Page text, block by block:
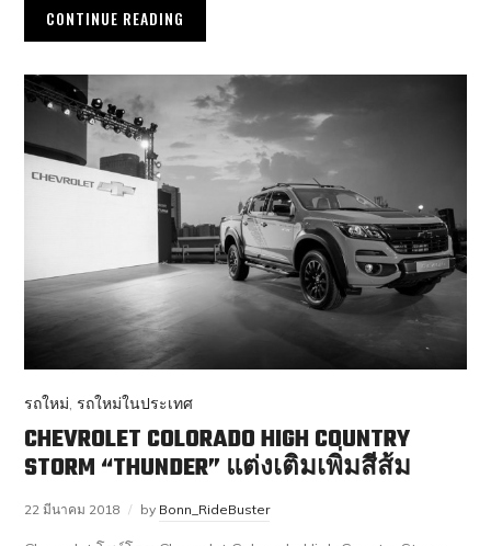
CONTINUE READING
รถใหม่,รถใหม่ในประเทศ
CHEVROLET COLORADO HIGH COUNTRY
STORM “THUNDER” แต่งเติมเพิ่มสีส้ม
22 มีนาคม 2018 by Bonn_RideBuster